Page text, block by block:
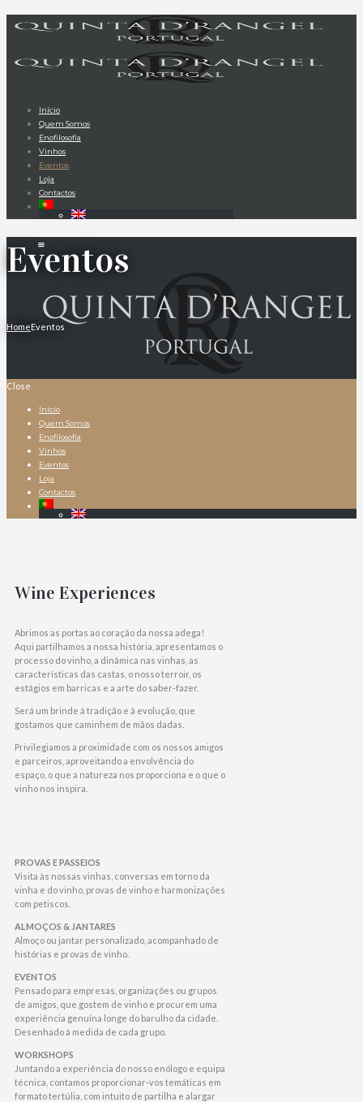
Início
Quem Somos
Enofilosofia
Vinhos
Eventos
Loja
Contactos
Eventos
HomeEventos
Close
Início
Quem Somos
Enofilosofia
Vinhos
Eventos
Loja
Contactos
Wine Experiences
Abrimos as portas ao coração da nossa adega!
Aqui partilhamos a nossa história, apresentamos o
processo do vinho, a dinâmica nas vinhas, as
características das castas, o nosso terroir, os
estágios em barricas e a arte do saber-fazer.
Será um brinde à tradição e à evolução, que
gostamos que caminhem de mãos dadas.
Privilegiamos a proximidade com os nossos amigos
e parceiros, aproveitando a envolvência do
espaço, o que a natureza nos proporciona e o que o
vinho nos inspira.
PROVAS E PASSEIOS
Visita às nossas vinhas, conversas em torno da
vinha e do vinho, provas de vinho e harmonizações
com petiscos.
ALMOÇOS & JANTARES
Almoço ou jantar personalizado, acompanhado de
histórias e provas de vinho.
EVENTOS
Pensado para empresas, organizações ou grupos
de amigos, que gostem de vinho e procurem uma
experiência genuína longe do barulho da cidade.
Desenhado à medida de cada grupo.
WORKSHOPS
Juntando a experiência do nosso enólogo e equipa
técnica, contamos proporcionar-vos temáticas em
formato tertúlia, com intuito de partilha e alargar